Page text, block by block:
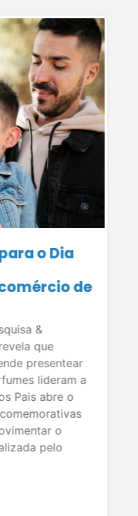
aquecido
da
expectativa
e Inteligência da
entre
datas
Em Juiz
comerciais
varejo. O
das datas
brasileiro e
de […]